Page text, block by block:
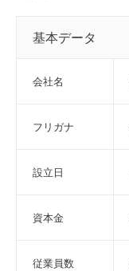
基本データ
会社名
フリガナ
設立日
資本金
従業員数